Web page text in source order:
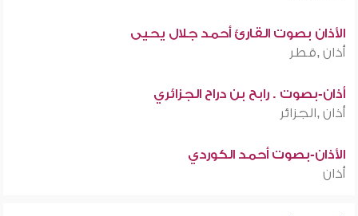
الأذان بصوت القارئ أحمد جلال يحيى
أذان ,قطر
أذان-بصوت . رابح بن دراح الجزائري
أذان ,الجزائر
الأذان-بصوت أحمد الكوردي
أذان